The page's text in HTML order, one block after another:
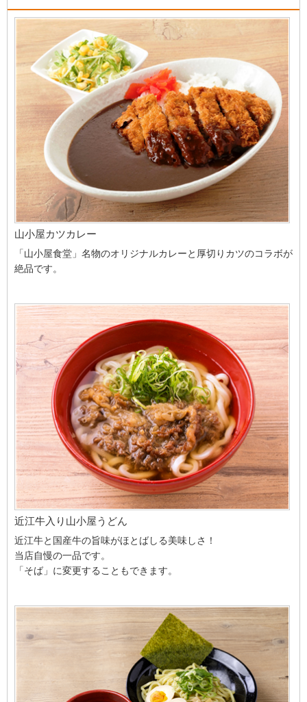
山小屋カツカレー
「山小屋食堂」名物のオリジナルカレーと厚切りカツのコラボが
絶品です。
近江牛入り山小屋うどん
近江牛と国産牛の旨味がほとばしる美味しさ！
当店自慢の一品です。
「そば」に変更することもできます。